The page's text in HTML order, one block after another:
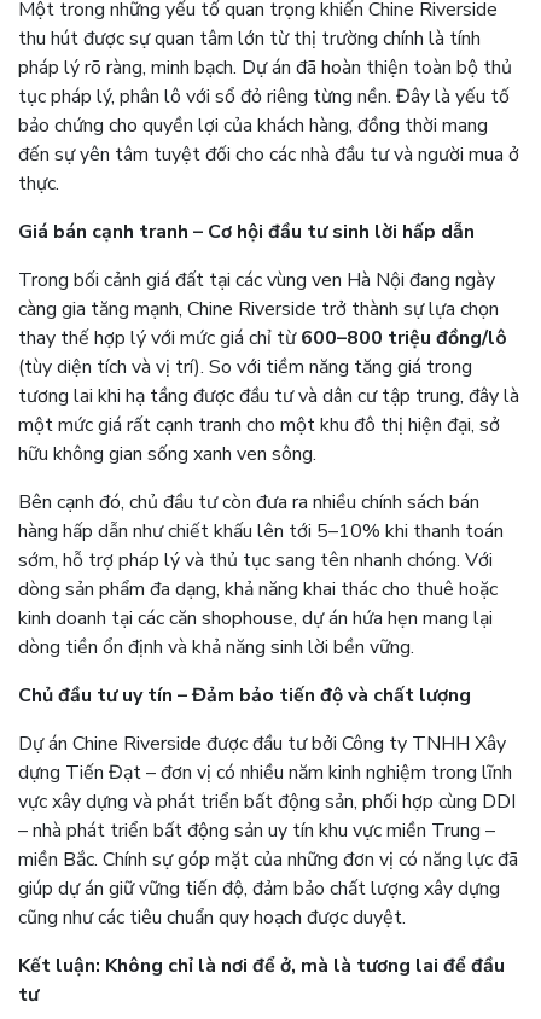
Một trong những yếu tố quan trọng khiến Chine Riverside
thu hút được sự quan tâm lớn từ thị trường chính là tính
pháp lý rõ ràng, minh bạch. Dự án đã hoàn thiện toàn bộ thủ
tục pháp lý, phân lô với sổ đỏ riêng từng nền. Đây là yếu tố
bảo chứng cho quyền lợi của khách hàng, đồng thời mang
đến sự yên tâm tuyệt đối cho các nhà đầu tư và người mua ở
thực.
Giá bán cạnh tranh – Cơ hội đầu tư sinh lời hấp dẫn
Trong bối cảnh giá đất tại các vùng ven Hà Nội đang ngày
càng gia tăng mạnh, Chine Riverside trở thành sự lựa chọn
thay thế hợp lý với mức giá chỉ từ600–800 triệu đồng/lô
(tùy diện tích và vị trí). So với tiềm năng tăng giá trong
tương lai khi hạ tầng được đầu tư và dân cư tập trung, đây là
một mức giá rất cạnh tranh cho một khu đô thị hiện đại, sở
hữu không gian sống xanh ven sông.
Bên cạnh đó, chủ đầu tư còn đưa ra nhiều chính sách bán
hàng hấp dẫn như chiết khấu lên tới 5–10% khi thanh toán
sớm, hỗ trợ pháp lý và thủ tục sang tên nhanh chóng. Với
dòng sản phẩm đa dạng, khả năng khai thác cho thuê hoặc
kinh doanh tại các căn shophouse, dự án hứa hẹn mang lại
dòng tiền ổn định và khả năng sinh lời bền vững.
Chủ đầu tư uy tín – Đảm bảo tiến độ và chất lượng
Dự án Chine Riverside được đầu tư bởi Công ty TNHH Xây
dựng Tiến Đạt – đơn vị có nhiều năm kinh nghiệm trong lĩnh
vực xây dựng và phát triển bất động sản, phối hợp cùng DDI
– nhà phát triển bất động sản uy tín khu vực miền Trung –
miền Bắc. Chính sự góp mặt của những đơn vị có năng lực đã
giúp dự án giữ vững tiến độ, đảm bảo chất lượng xây dựng
cũng như các tiêu chuẩn quy hoạch được duyệt.
Kết luận: Không chỉ là nơi để ở, mà là tương lai để đầu
tư